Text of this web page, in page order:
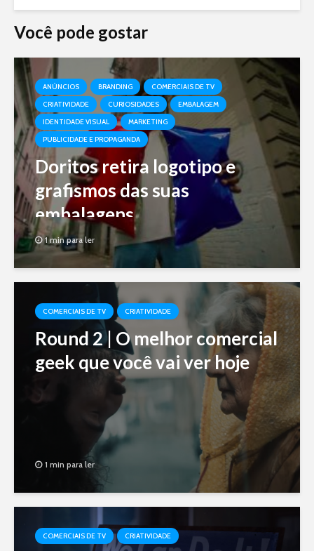
Você pode gostar
ANÚNCIOS BRANDING
COMERCIAIS DE TV
CRIATIVIDADE
CURIOSIDADES
EMBALAGEM
IDENTIDADE VISUAL
MARKETING
PUBLICIDADE E PROPAGANDA
Doritos retira logotipo e
grafismos das suas
embalagens
1 min para ler
COMERCIAIS DE TV CRIATIVIDADE
Round 2 | O melhor comercial
geek que você vai ver hoje
1 min para ler
COMERCIAIS DE TV CRIATIVIDADE